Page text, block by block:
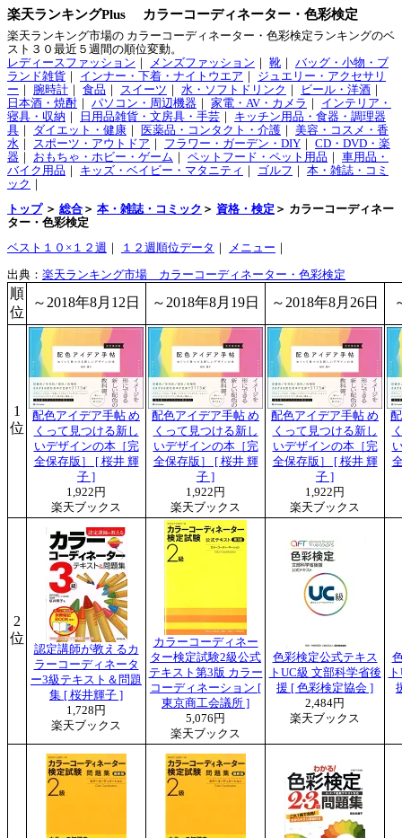
楽天ランキングPlus カラーコーディネーター・色彩検定
楽天ランキング市場の カラーコーディネーター・色彩検定ランキングのベ
スト３０最近５週間の順位変動。
レディースファッション
メンズファッション 靴
バッグ・小物・ブ
ランド雑貨
インナー・下着・ナイトウエア
ジュエリー・アクセサリ
ー
腕時計 食品 スイーツ 水・ソフトドリンク ビール・洋酒
日本酒・焼酎
パソコン・周辺機器 家電・AV・カメラ
インテリア・
寝具・収納
日用品雑貨・文房具・手芸
キッチン用品・食器・調理器
具
ダイエット・健康 医薬品・コンタクト・介護
美容・コスメ・香
水
スポーツ・アウトドア フラワー・ガーデン・DIY
CD・DVD・楽
器
おもちゃ・ホビー・ゲーム ペットフード・ペット用品
車用品・
バイク用品
キッズ・ベイビー・マタニティ ゴルフ
本・雑誌・コミ
ック
トップ＞ 総合 ＞ 本・雑誌・コミック ＞ 資格・検定 ＞ カラーコーディネー
ター・色彩検定
ベスト１０×１２週 ｜ １２週順位データ ｜ メニュー ｜
出典： 楽天ランキング市場 カラーコーディネーター・色彩検定
順
位
～2018年8月12日 ～2018年8月19日 ～2018年8月26日
1
位
配色アイデア手帖 め
くって見つける新し
いデザインの本［完
全保存版］ [ 桜井 輝
子 ]
1,922円
楽天ブックス
配色アイデア手帖 め
くって見つける新し
いデザインの本［完
全保存版］ [ 桜井 輝
子 ]
1,922円
楽天ブックス
配色アイデア手帖 め
くって見つける新し
いデザインの本［完
全保存版］ [ 桜井 輝
子 ]
1,922円
楽天ブックス
2
位
認定講師が教えるカ
ラーコーディネータ
ー3級テキスト＆問題
集 [ 桜井輝子 ]
1,728円
楽天ブックス
カラーコーディネー
ター検定試験2級公式
テキスト第3版 カラー
コーディネーション [
東京商工会議所 ]
5,076円
楽天ブックス
色彩検定公式テキス
トUC級 文部科学省後
援 [ 色彩検定協会 ]
2,484円
楽天ブックス